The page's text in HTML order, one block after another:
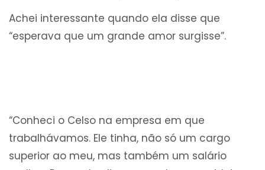
Achei interessante quando ela disse que
“esperava que um grande amor surgisse”.
“Conheci o Celso na empresa em que
trabalhávamos. Ele tinha, não só um cargo
superior ao meu, mas também um salário